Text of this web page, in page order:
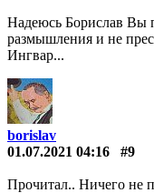
Надеюсь Борислав Вы
размышления и не
Ингвар...
borislav
01.07.2021 04:16
#9
Прочитал.. Ничего не